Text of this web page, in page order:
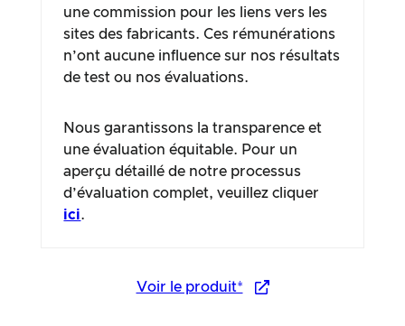
une commission pour les liens vers les
sites des fabricants. Ces rémunérations
n’ont aucune influence sur nos résultats
de test ou nos évaluations.
Nous garantissons la transparence et
une évaluation équitable. Pour un
aperçu détaillé de notre processus
d’évaluation complet, veuillez cliquer
ici.
Voir le produit*